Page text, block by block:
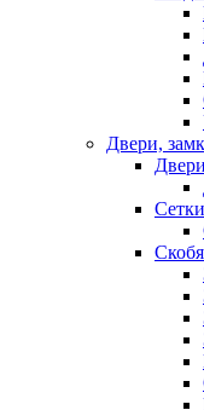
Двери,
Двери